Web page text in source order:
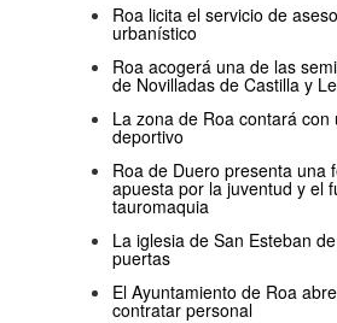
Roa licita el servicio de
urbanístico
Roa acogerá una de las
de Novilladas de Castilla y
La zona de Roa contará
deportivo
Roa de Duero presenta una
apuesta por la juventud y el
tauromaquia
La iglesia de San Esteban
puertas
El Ayuntamiento de Roa
contratar personal